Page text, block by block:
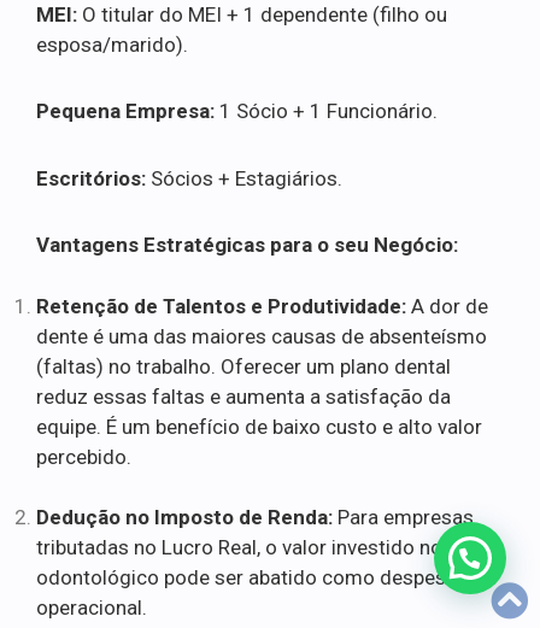
MEI: O titular do MEI + 1 dependente (filho ou
esposa/marido).
Pequena Empresa: 1 Sócio + 1 Funcionário.
Escritórios: Sócios + Estagiários.
Vantagens Estratégicas para o seu Negócio:
Retenção de Talentos e Produtividade: A dor de
dente é uma das maiores causas de absenteísmo
(faltas) no trabalho. Oferecer um plano dental
reduz essas faltas e aumenta a satisfação da
equipe. É um benefício de baixo custo e alto valor
percebido.
Dedução no Imposto de Renda: Para empresas
tributadas no Lucro Real, o valor investido no plano
odontológico pode ser abatido como despesa
operacional.